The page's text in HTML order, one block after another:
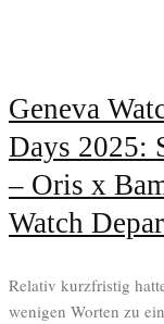
Geneva
Days 2025:
– Oris x
Watch
Relativ kurzfristig
wenigen Worten zu